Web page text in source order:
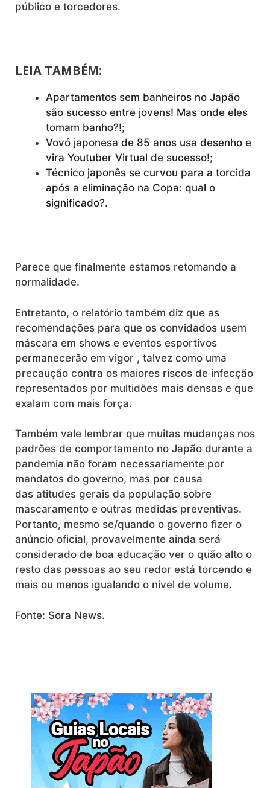
público e torcedores.
LEIA TAMBÉM:
Apartamentos sem banheiros no Japão
são sucesso entre jovens! Mas onde eles
tomam banho?!;
Vovó japonesa de 85 anos usa desenho e
vira Youtuber Virtual de sucesso!;
Técnico japonês se curvou para a torcida
após a eliminação na Copa: qual o
significado?.
Parece que finalmente estamos retomando a
normalidade.
Entretanto, o relatório também diz que as
recomendações para que os convidados usem
máscara em shows e eventos esportivos
permanecerão em vigor , talvez como uma
precaução contra os maiores riscos de infecção
representados por multidões mais densas e que
exalam com mais força.
Também vale lembrar que muitas mudanças nos
padrões de comportamento no Japão durante a
pandemia não foram necessariamente por
mandatos do governo, mas por causa
das atitudes gerais da população sobre
mascaramento e outras medidas preventivas.
Portanto, mesmo se/quando o governo fizer o
anúncio oficial, provavelmente ainda será
considerado de boa educação ver o quão alto o
resto das pessoas ao seu redor está torcendo e
mais ou menos igualando o nível de volume.
Fonte: Sora News.